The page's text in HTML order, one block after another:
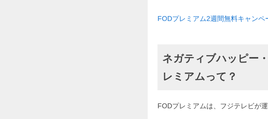
FODプレミアム2週間無料キャンペ
ネガティブハッピー
レミアムって？
FODプレミアムは、フジテレビが